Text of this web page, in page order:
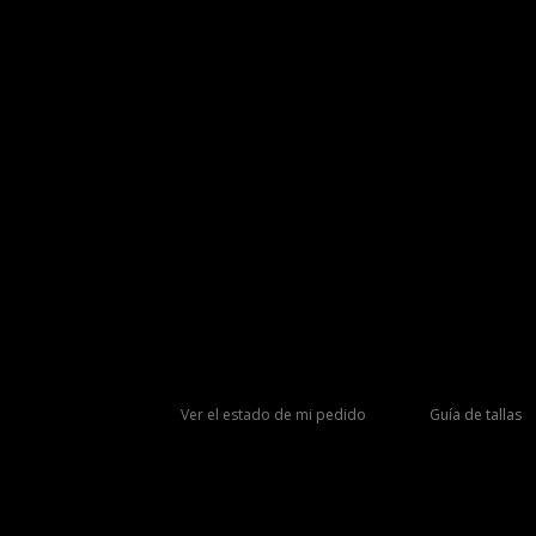
Ver el estado de mi pedido Guía de tallas